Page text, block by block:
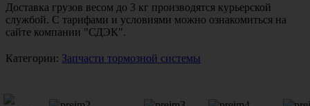
Доставка грузов весом до 3 кг производятся курьерской
службой. С тарифами и условиями можно ознакомиться на
сайте компании "СДЭК".
Категории: Запчасти тормозной системы